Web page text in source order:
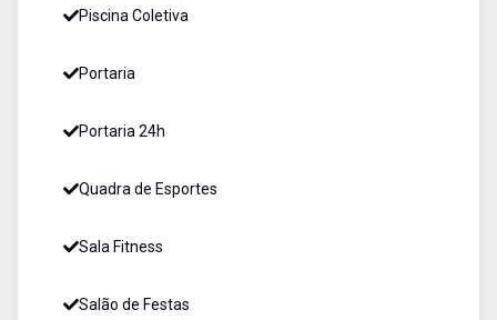
Piscina Coletiva
Portaria
Portaria 24h
Quadra de Esportes
Sala Fitness
Salão de Festas